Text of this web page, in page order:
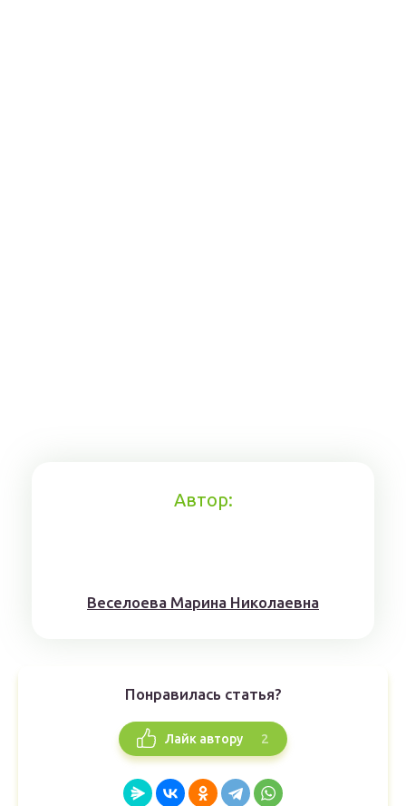
Автор:
Веселоева Марина Николаевна
Понравилась статья?
Лайк автору 2